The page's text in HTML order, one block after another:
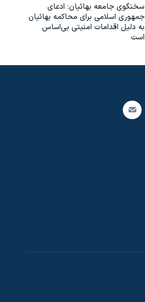
سخنگوی جامعه بهائیان: ادعای
جمهوری اسلامی برای محاکمه بهائیان
به دلیل اقدامات امنیتی بی‌اساس
است